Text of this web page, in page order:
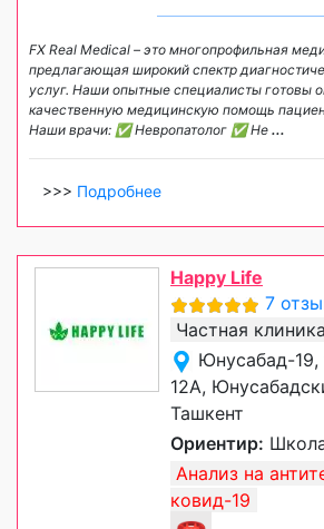
FX Real Medical – это многопрофильная
предлагающая широкий спектр
услуг. Наши опытные специалисты готовы
качественную медицинскую помощь
Наши врачи: ✅ Невропатолог ✅ Не ...
>>> Подробнее
Happy Life
7
Частная клиника
Юнусабад-19,
12А,
Ташкент
Ориентир:
Анализ на
ковид-19